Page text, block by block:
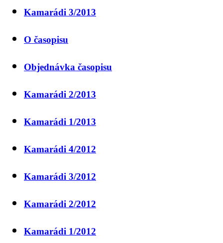
Kamarádi 3/2013
O časopisu
Objednávka časopisu
Kamarádi 2/2013
Kamarádi 1/2013
Kamarádi 4/2012
Kamarádi 3/2012
Kamarádi 2/2012
Kamarádi 1/2012